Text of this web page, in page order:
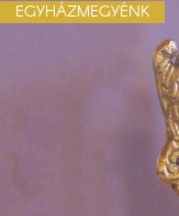
EGYHÁZMEGYÉNK